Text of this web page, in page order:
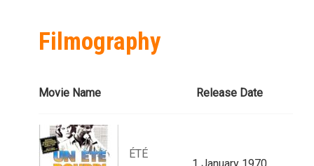
Filmography
Movie Name Release Date
ÉTÉ